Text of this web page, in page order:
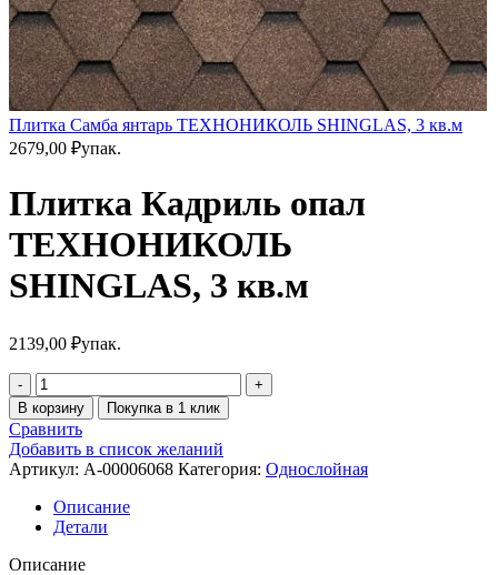
Плитка Самба янтарь ТЕХНОНИКОЛЬ SHINGLAS, 3 кв.м
2679,00 ₽упак.
Плитка Кадриль опал
ТЕХНОНИКОЛЬ
SHINGLAS, 3 кв.м
2139,00 ₽упак.
В корзину Покупка в 1 клик
Сравнить
Добавить в список желаний
Артикул: A-00006068 Категория: Однослойная
Описание
Детали
Описание